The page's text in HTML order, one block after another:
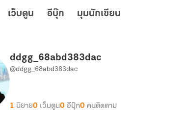
เว็บตูน อีบุ๊ก มุมนักเขียน
ddgg_68abd383dac
@ddgg_68abd383dac
1 นิยาย0 เว็บตูน0 อีบุ๊ก0 คนติดตาม